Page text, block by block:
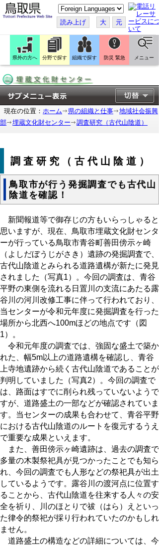
こ
の
ペ
ー
ジ
翻
訳
す
読み上げ 大 元
県外の方へ 分野で探す 組織で探す 防災 緊急 メニュー
現在の位置： ホーム 県の組織と仕事
地域社会振興
部
埋蔵文化財センター 調査研究（古代山陰道）
調査研究（古代山陰道）
鳥取市が行う発掘調査でも古代山
陰道を確認！
新聞報道等で御存じの方もいらっしゃると
思いますが、現在、鳥取市埋蔵文化財センタ
ーが行っている鳥取市青谷町善田傍示ヶ崎
（よしだぼうじがさき）遺跡の発掘調査で、
古代山陰道とみられる道路遺構が新たに発見
されました（写真1）。今回の調査は、青谷
平野の東側を流れる日置川の支流にあたる露
谷川の河川改修工事に伴って行われており、
当センターが令和元年度に発掘調査を行った
場所から北西へ100mほどの地点です（図
1）。
令和元年度の調査では、強固な盛土で築か
れた、幅5m以上の道路遺構を確認し、青谷
上寺地遺跡から続く古代山陰道であることが
判明していました（写真2）。今回の調査で
は、路面はすでに削られ残っていないようで
すが、道路盛土の一部などが確認されていま
す。当センターの成果も合わせて、青谷平野
における古代山陰道のルートを復元するうえ
で重要な成果といえます。
また、善田傍示ヶ崎遺跡は、過去の調査で
多量の木製祭祀具が見つかったことでも知ら
れ、今回の調査でも人形などの祭祀具が出土
しているようです。露谷川の渡河点に位置す
ることから、古代山陰道を往来する人々の安
全を祈り、川のほとりで祓（はら）えといっ
た律令的祭祀が採り行われていたのかもしれ
ません。
道路盛土の構造などの詳細については、今